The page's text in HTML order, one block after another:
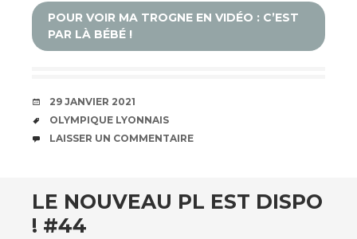
POUR VOIR MA TROGNE EN VIDÉO : C’EST
PAR LÀ BÉBÉ !
DATE
29 JANVIER 2021
ÉTIQUETTES
OLYMPIQUE LYONNAIS
COMMENTAIRES
LAISSER UN COMMENTAIRE
LE NOUVEAU PL EST DISPO
! #44